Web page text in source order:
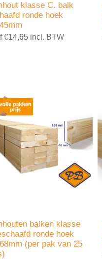
klasse C. balk
ronde hoek
€14,65 incl. BTW
balken klasse
ronde hoek
(per pak van 25